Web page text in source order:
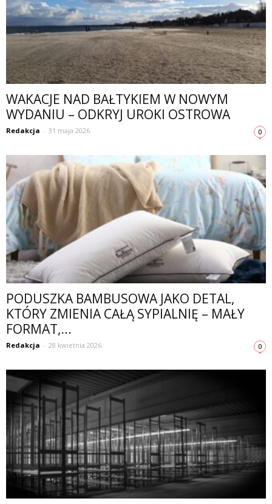
WAKACJE NAD BAŁTYKIEM W NOWYM
WYDANIU – ODKRYJ UROKI OSTROWA
Redakcja - 31 maja 2026 0
PODUSZKA BAMBUSOWA JAKO DETAL,
KTÓRY ZMIENIA CAŁĄ SYPIALNIĘ – MAŁY
FORMAT,...
Redakcja - 28 kwietnia 2026 0